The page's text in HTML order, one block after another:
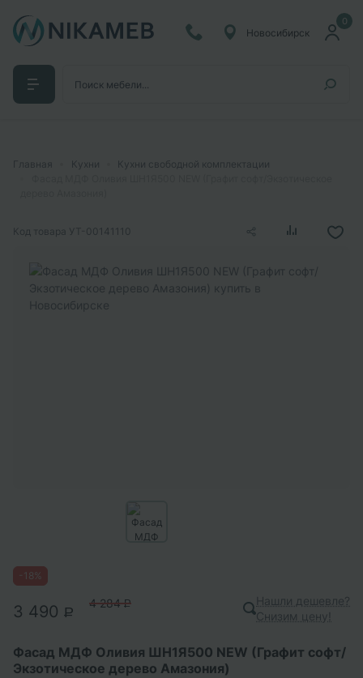
0
Новосибирск
Главная Кухни
Кухни свободной комплектации
Код товара УТ-00141110
18%
3 490 P
4 284 P
Нашли дешевле?
Снизим цену!
Фасад МДФ Оливия ШН1Я500 NEW (Графит софт/
Экзотическое дерево Амазония)